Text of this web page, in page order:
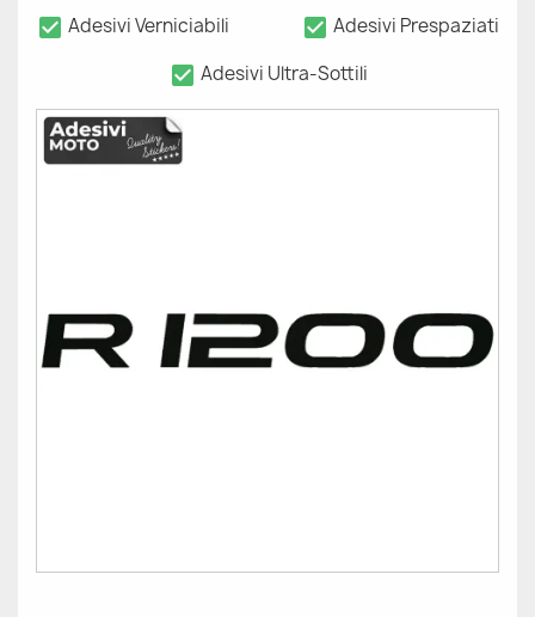
check_box Adesivi Verniciabili check_box Adesivi Prespaziati
check_box Adesivi Ultra-Sottili